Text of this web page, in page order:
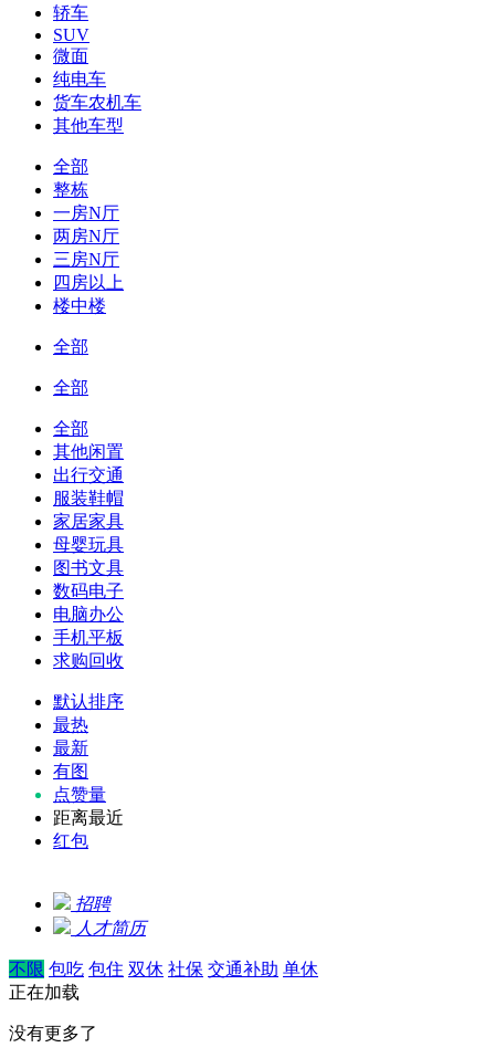
轿车
SUV
微面
纯电车
货车农机车
其他车型
全部
整栋
一房N厅
两房N厅
三房N厅
四房以上
楼中楼
全部
全部
全部
其他闲置
出行交通
服装鞋帽
家居家具
母婴玩具
图书文具
数码电子
电脑办公
手机平板
求购回收
默认排序
最热
最新
有图
点赞量
距离最近
红包
招聘
人才简历
不限 包吃 包住 双休 社保 交通补助 单休
正在加载
没有更多了